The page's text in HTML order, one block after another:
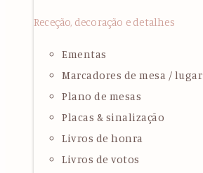
Receção, decoração e detalhes
Ementas
Marcadores de mesa / lugar
Plano de mesas
Placas & sinalização
Livros de honra
Livros de votos